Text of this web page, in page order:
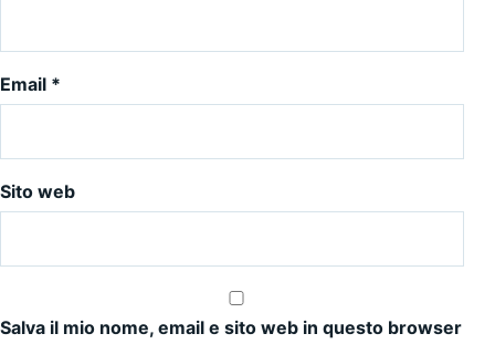
Email *
Sito web
Salva il mio nome, email e sito web in questo browser